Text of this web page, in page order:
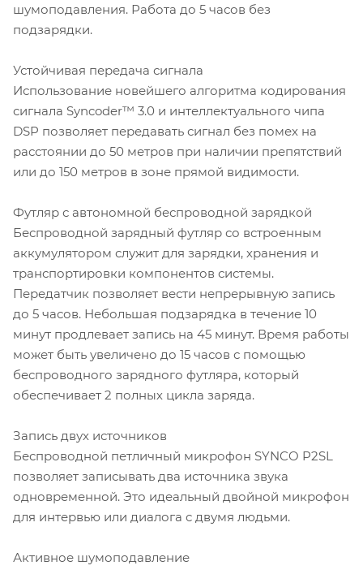
шумоподавления. Работа до 5 часов без
подзарядки.
Устойчивая передача сигнала
Использование новейшего алгоритма кодирования
сигнала Syncoder™ 3.0 и интеллектуального чипа
DSP позволяет передавать сигнал без помех на
расстоянии до 50 метров при наличии препятствий
или до 150 метров в зоне прямой видимости.
Футляр с автономной беспроводной зарядкой
Беспроводной зарядный футляр со встроенным
аккумулятором служит для зарядки, хранения и
транспортировки компонентов системы.
Передатчик позволяет вести непрерывную запись
до 5 часов. Небольшая подзарядка в течение 10
минут продлевает запись на 45 минут. Время работы
может быть увеличено до 15 часов с помощью
беспроводного зарядного футляра, который
обеспечивает 2 полных цикла заряда.
Запись двух источников
Беспроводной петличный микрофон SYNCO P2SL
позволяет записывать два источника звука
одновременной. Это идеальный двойной микрофон
для интервью или диалога с двумя людьми.
Активное шумоподавление